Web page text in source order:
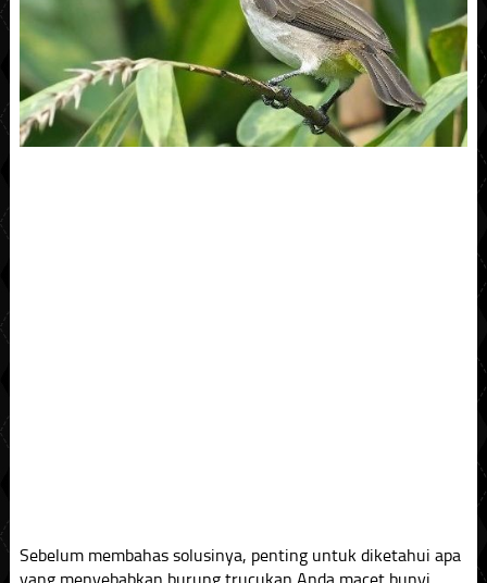
Sebelum membahas solusinya, penting untuk diketahui apa